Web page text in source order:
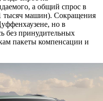
а общий спрос в
тысяч машин). Сокращения
но в
без принудительных
пакеты компенсации и